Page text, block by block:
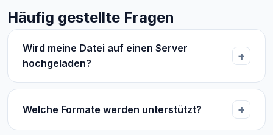
Häufig gestellte Fragen
Wird meine Datei auf einen Server
hochgeladen?
Welche Formate werden unterstützt?